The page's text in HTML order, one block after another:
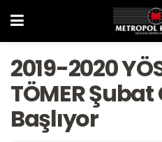
2019-2020
TÖMER
Başlıyor